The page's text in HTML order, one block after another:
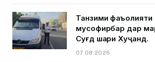
Танзими фаъолияти нақлиёти
мусофирбар дар
Суғд шаҳри Хуҷанд.
07.08.2026